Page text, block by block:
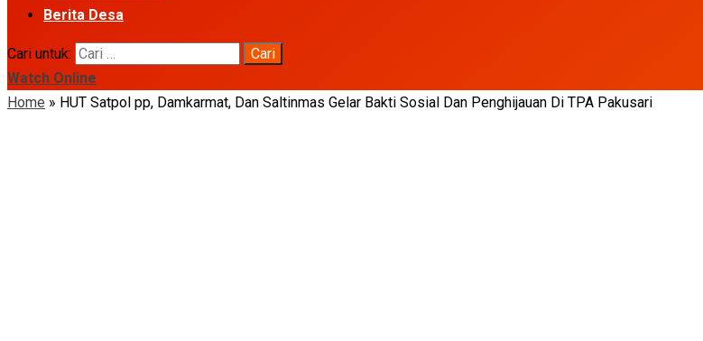
Berita Desa
Cari untuk:
Watch Online
Home » HUT Satpol pp, Damkarmat, Dan Saltinmas Gelar Bakti Sosial Dan Penghijauan Di TPA Pakusari